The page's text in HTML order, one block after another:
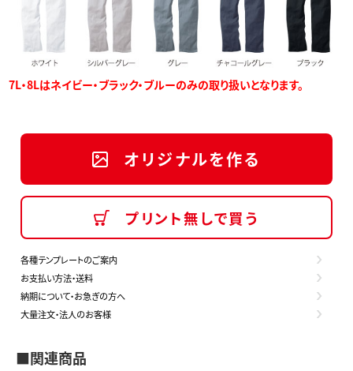
7L・8Lはネイビー・ブラック・ブルーのみの取り扱いとなります。
オリジナルを作る
プリント無しで買う
各種テンプレートのご案内
お支払い方法・送料
納期について・お急ぎの方へ
大量注文・法人のお客様
■関連商品